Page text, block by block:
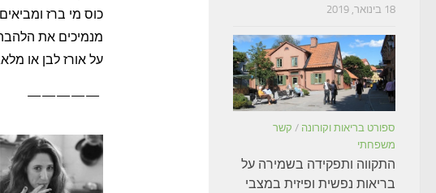
כוס מי ברז
על אורז לבן או
—————
18 בינואר, 2019
ספורט בריאות וקורונה / קשר
משפחתי
התקווה ותפקידה בשמירה על
בריאות נפשית ופיזית במצבי